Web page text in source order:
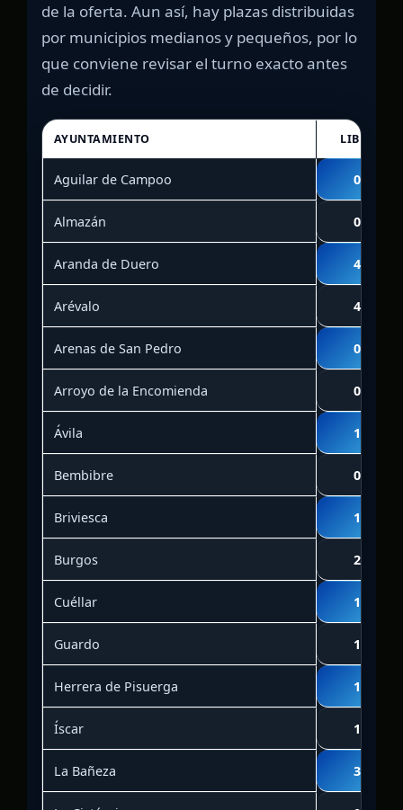
de la oferta. Aun así, hay plazas distribuidas
por municipios medianos y pequeños, por lo
que conviene revisar el turno exacto antes
de decidir.
AYUNTAMIENTO LIBRE
Aguilar de Campoo 0
Almazán 0
Aranda de Duero 4
Arévalo 4
Arenas de San Pedro 0
Arroyo de la Encomienda 0
Ávila 1
Bembibre 0
Briviesca 1
Burgos 2
Cuéllar 1
Guardo 1
Herrera de Pisuerga 1
Íscar 1
La Bañeza 3